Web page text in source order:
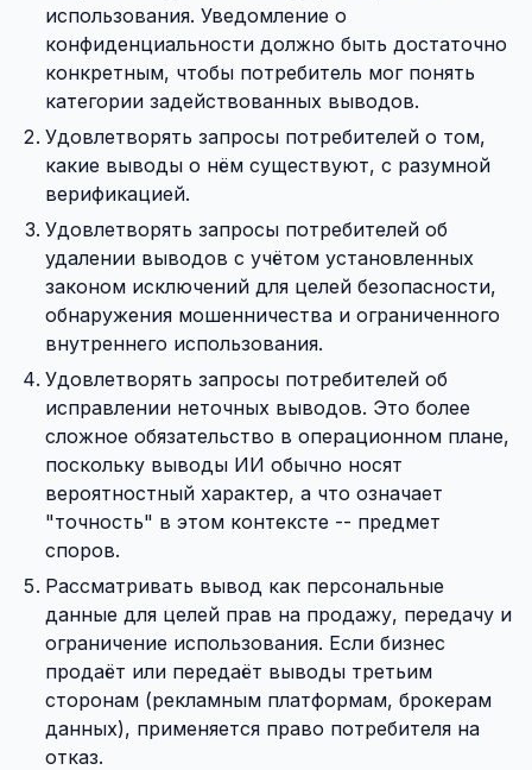
использования. Уведомление о
конфиденциальности должно быть достаточно
конкретным, чтобы потребитель мог понять
категории задействованных выводов.
Удовлетворять запросы потребителей о том,
какие выводы о нём существуют, с разумной
верификацией.
Удовлетворять запросы потребителей об
удалении выводов с учётом установленных
законом исключений для целей безопасности,
обнаружения мошенничества и ограниченного
внутреннего использования.
Удовлетворять запросы потребителей об
исправлении неточных выводов. Это более
сложное обязательство в операционном плане,
поскольку выводы ИИ обычно носят
вероятностный характер, а что означает
"точность" в этом контексте -- предмет
споров.
Рассматривать вывод как персональные
данные для целей прав на продажу, передачу и
ограничение использования. Если бизнес
продаёт или передаёт выводы третьим
сторонам (рекламным платформам, брокерам
данных), применяется право потребителя на
отказ.